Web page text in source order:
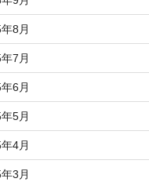
8月
7月
6月
5月
4月
3月